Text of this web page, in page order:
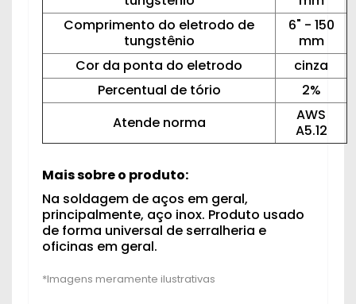
Comprimento do eletrodo de
tungstênio
6" - 150
mm
Cor da ponta do eletrodo
cinza
Percentual de tório
2%
Atende norma
AWS
A5.12
Mais sobre o produto:
Na soldagem de aços em geral,
principalmente, aço inox. Produto usado
de forma universal de serralheria e
oficinas em geral.